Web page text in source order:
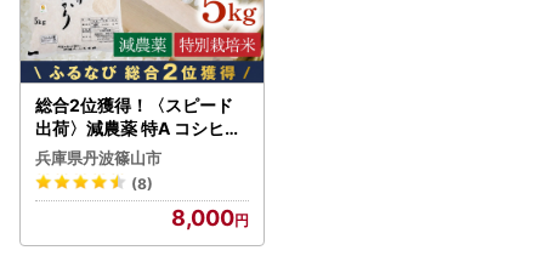
総合2位獲得！〈スピード
出荷〉減農薬 特A コシヒカ
リ 5kg 丹波篠山産 特別栽培
米 こしひかり
兵庫県丹波篠山市
(8)
8,000